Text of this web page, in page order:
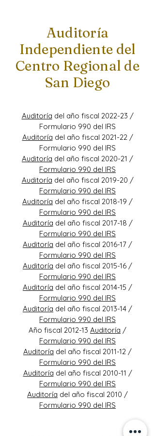
Auditoría
Independiente del
Centro Regional de
San Diego
Auditoría del año fiscal 2022-23 /
Formulario 990 del IRS
Auditoría del año fiscal 2021-22 /
Formulario 990 del IRS
Auditoría del año fiscal 2020-21 /
Formulario 990 del IRS
Auditoría del año fiscal 2019-20 /
Formulario 990 del IRS
Auditoría del año fiscal 2018-19 /
Formulario 990 del IRS
Auditoría del año fiscal 2017-18 /
Formulario 990 del IRS
Auditoría del año fiscal 2016-17 /
Formulario 990 del IRS
Auditoría del año fiscal 2015-16 /
Formulario 990 del IRS
Auditoría del año fiscal 2014-15 /
Formulario 990 del IRS
Auditoría del año fiscal 2013-14 /
Formulario 990 del IRS
Año fiscal 2012-13 Auditoría /
Formulario 990 del IRS
Auditoría del año fiscal 2011-12 /
Formulario 990 del IRS
Auditoría del año fiscal 2010-11 /
Formulario 990 del IRS
Auditoría del año fiscal 2010 /
Formulario 990 del IRS